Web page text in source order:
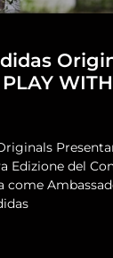
Edizione del